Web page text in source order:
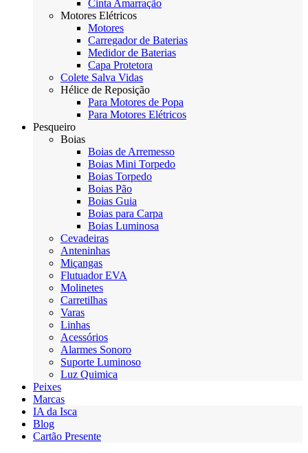
Cinta Amarração
Motores Elétricos
Motores
Carregador de Baterias
Medidor de Baterias
Capa Protetora
Colete Salva Vidas
Hélice de Reposição
Para Motores de Popa
Para Motores Elétricos
Pesqueiro
Boias
Boias de Arremesso
Boias Mini Torpedo
Boias Torpedo
Boias Pão
Boias Guia
Boias para Carpa
Boias Luminosa
Cevadeiras
Anteninhas
Miçangas
Flutuador EVA
Molinetes
Carretilhas
Varas
Linhas
Acessórios
Alarmes Sonoro
Suporte Luminoso
Luz Quimica
Peixes
Marcas
IA da Isca
Blog
Cartão Presente